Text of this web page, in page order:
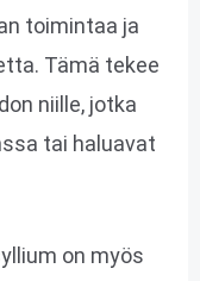
toimintaa ja
Tämä tekee
niille, jotka
tai haluavat
on myös